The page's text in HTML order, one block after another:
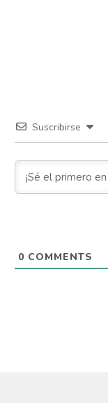
Suscribirse
0 COMMENTS